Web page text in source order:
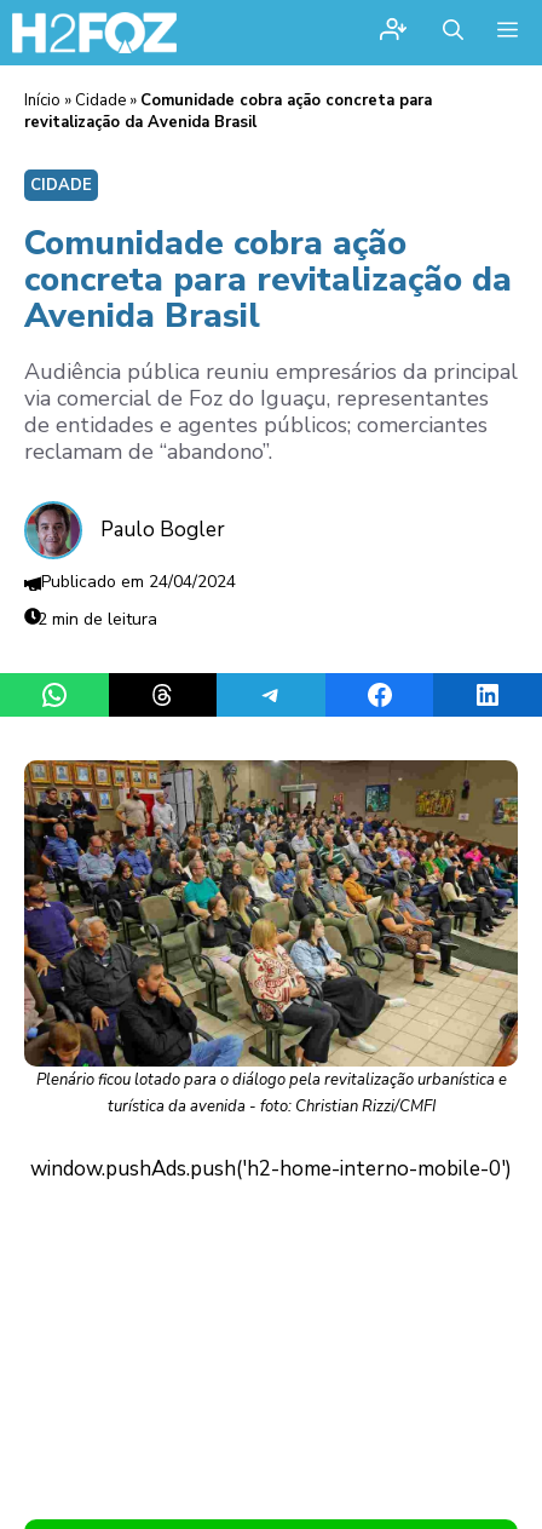
Início » Cidade » Comunidade cobra ação concreta para
revitalização da Avenida Brasil
CIDADE
Comunidade cobra ação
concreta para revitalização da
Avenida Brasil
Audiência pública reuniu empresários da principal
via comercial de Foz do Iguaçu, representantes
de entidades e agentes públicos; comerciantes
reclamam de “abandono”.
Paulo Bogler
24/04/2024
2 min de leitura
Share on WhatsAppShare on ThreadsShare on TelegramShare on Facebook
Plenário ficou lotado para o diálogo pela revitalização urbanística e
turística da avenida - foto: Christian Rizzi/CMFI